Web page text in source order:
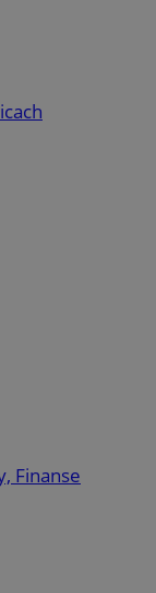
Finanse